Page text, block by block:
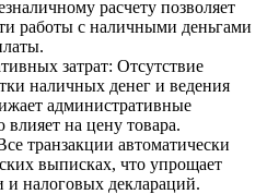
расчету позволяет
работы с наличными деньгами
затрат: Отсутствие
наличных денег и ведения
административные
на цену товара.
транзакции автоматически
выписках, что упрощает
и налоговых деклараций.